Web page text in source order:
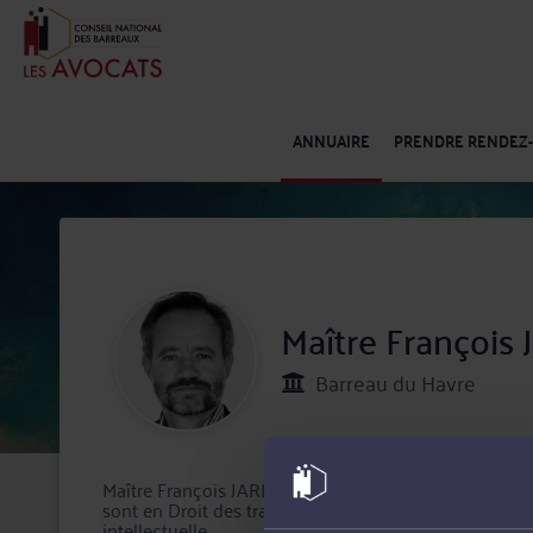
ANNUAIRE PRENDRE
Maître François
Barreau du Havre
Maître François JARLOT est avocat inscrit au
sont en Droit des transports, Droit commercial, des